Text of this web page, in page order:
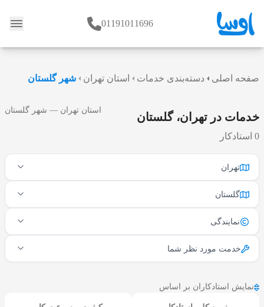
وبلاگ 01191011696
صفحه اصلی دسته‌بندی خدمات استان تهران شهر گلستان
خدمات در تهران، گلستان
0 استادکار
استان تهران — شهر گلستان
تهران
گلستان
نمایندگی
خدمت مورد نظر شما
نمایش استادکاران بر اساس